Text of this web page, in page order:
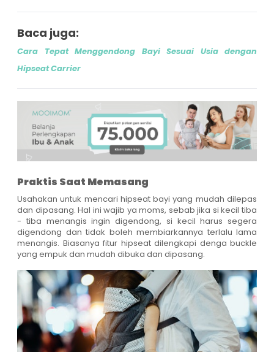
Baca juga:
Cara Tepat Menggendong Bayi Sesuai Usia dengan
Hipseat Carrier
Praktis Saat Memasang
Usahakan untuk mencari hipseat bayi yang mudah dilepas
dan dipasang. Hal ini wajib ya moms, sebab jika si kecil tiba
- tiba menangis ingin digendong, si kecil harus segera
digendong dan tidak boleh membiarkannya terlalu lama
menangis. Biasanya fitur hipseat dilengkapi denga buckle
yang empuk dan mudah dibuka dan dipasang.